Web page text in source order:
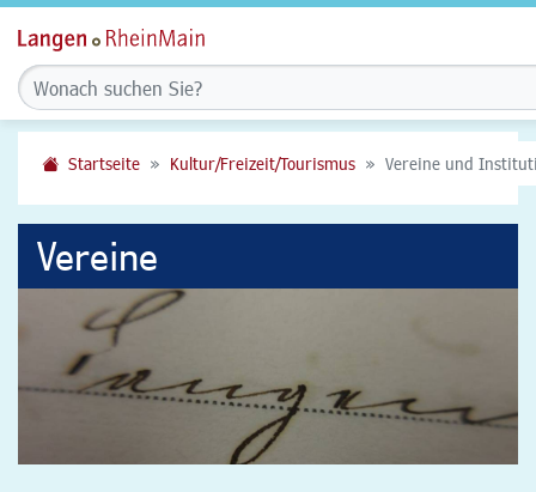
Startseite Kultur/Freizeit/Tourismus Vereine und
Vereine